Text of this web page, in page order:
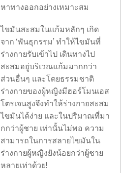
หาทางออกอย่างเหมาะสม
ไขมันสะสมในแก้มหลักๆ เกิด
จาก ‘พันธุกรรม’ ทำให้ไขมันที่
ร่างกายรับเข้าไป เดินทางไป
สะสมอยู่บริเวณแก้มมากกว่า
ส่วนอื่นๆ และโดยธรรมชาติ
ร่างกายของผู้หญิงมีฮอร์โมนเอส
โตรเจนสูงจึงทำให้ร่างกายสะสม
ไขมันได้ง่าย และในปริมาณที่มา
กกว่าผู้ชาย เท่านั้นไม่พอ ความ
สามารถในการสลายไขมันใน
ร่างกายผู้หญิงยังน้อยกว่าผู้ชาย
หลายเท่าด้วย!